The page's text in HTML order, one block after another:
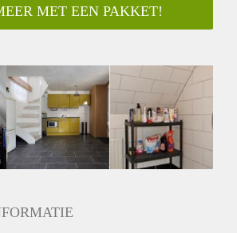
Ja
Nee
N.v.t.
MET EEN PAKKET!